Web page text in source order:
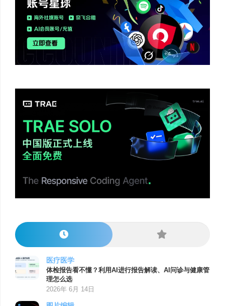
医疗医学
体检报告看不懂？利用AI进行报告解读、AI问诊与健康管
理怎么选
2026年 6月 14日